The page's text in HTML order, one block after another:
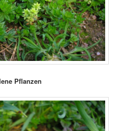
Pflanzen